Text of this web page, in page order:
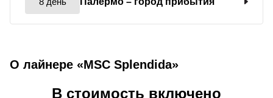
О лайнере «MSC Splendida»
В стоимость включено